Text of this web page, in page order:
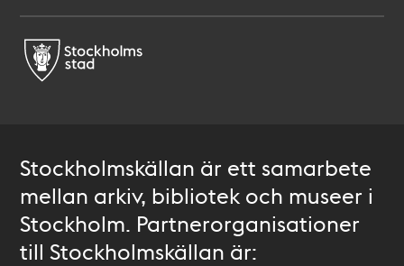
Stockholmskällan är ett samarbete
mellan arkiv, bibliotek och museer i
Stockholm. Partnerorganisationer
till Stockholmskällan är: